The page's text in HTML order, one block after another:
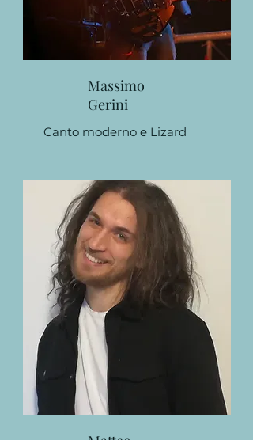
Massimo
Gerini
Canto moderno e Lizard